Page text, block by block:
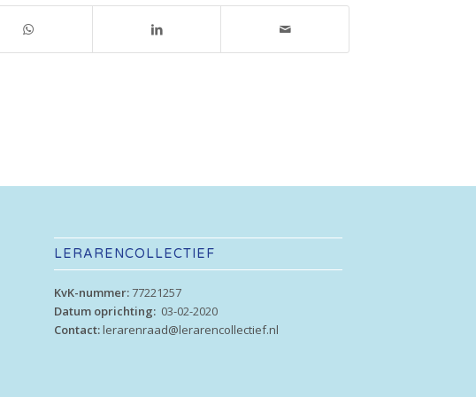
LERARENCOLLECTIEF
KvK-nummer:77221257
Datum oprichting: 03-02-2020
Contact: lerarenraad@lerarencollectief.nl